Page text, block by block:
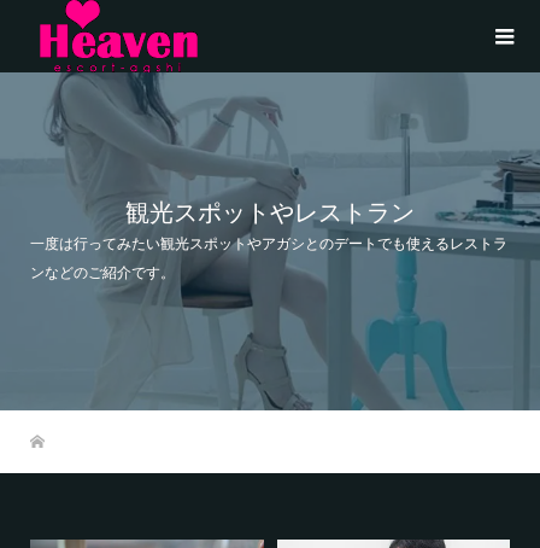
観光スポットやレストラン
一度は行ってみたい観光スポットやアガシとのデートでも使えるレストラ
ンなどのご紹介です。